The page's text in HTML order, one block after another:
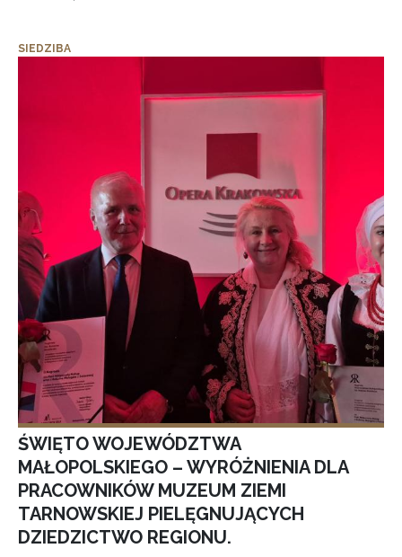
SIEDZIBA
ŚWIĘTO WOJEWÓDZTWA
MAŁOPOLSKIEGO – WYRÓŻNIENIA DLA
PRACOWNIKÓW MUZEUM ZIEMI
TARNOWSKIEJ PIELĘGNUJĄCYCH
DZIEDZICTWO REGIONU.